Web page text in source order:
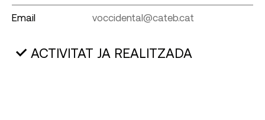
Email voccidental@cateb.cat
ACTIVITAT JA REALITZADA